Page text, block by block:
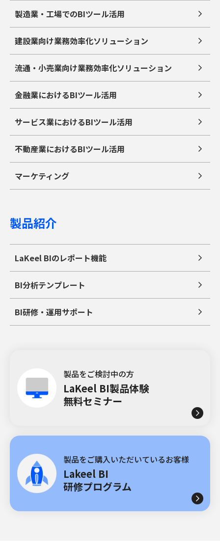
製造業・工場でのBIツール活用
建設業向け業務効率化ソリューション
流通・小売業向け業務効率化ソリューション
金融業におけるBIツール活用
サービス業におけるBIツール活用
不動産業におけるBIツール活用
マーケティング
製品紹介
LaKeel BIのレポート機能
BI分析テンプレート
BI研修・運用サポート
製品をご検討中の方
LaKeel BI製品体験
無料セミナー
製品をご購入いただいているお客様
Lakeel BI
研修プログラム